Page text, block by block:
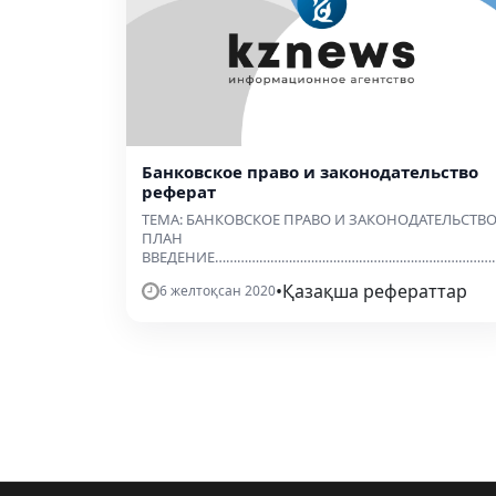
Банковское право и законодательство
реферат
ТЕМА: БАНКОВСКОЕ ПРАВО И ЗАКОНОДАТЕЛЬСТВО
ПЛАН
6 желтоқсан 2020•Қазақша рефераттар